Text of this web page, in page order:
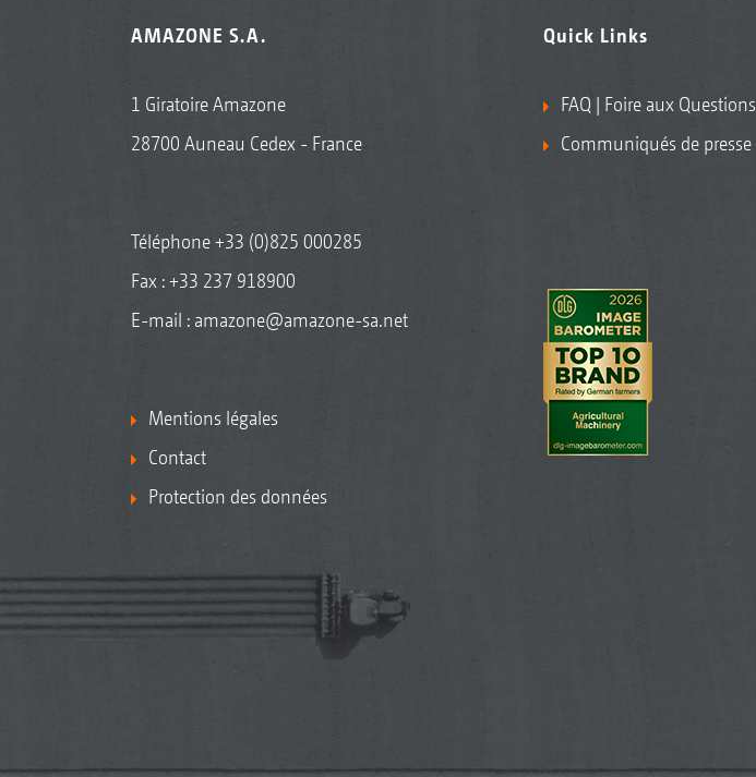
AMAZONE S.A.
1 Giratoire Amazone
28700 Auneau Cedex - France
Téléphone+33 (0)825 000285
Fax : +33 237 918900
E-mail : amazone@amazone-sa.net
Mentions légales
Contact
Protection des données
Quick Links
FAQ | Foire aux Questions
Communiqués de presse